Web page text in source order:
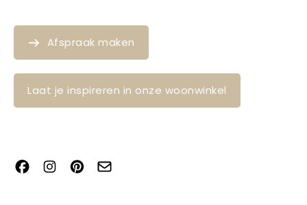
Afspraak maken
Laat je inspireren in onze woonwinkel